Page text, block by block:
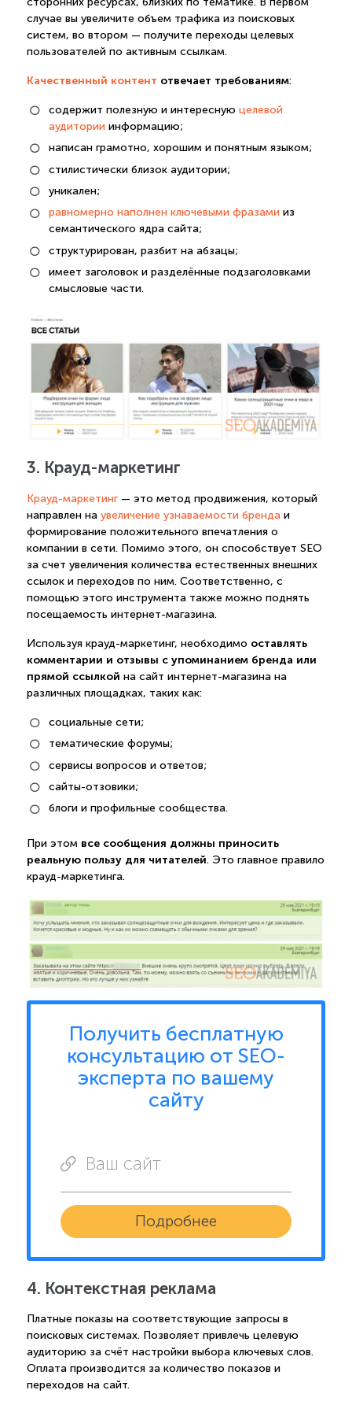
случае вы увеличите объем трафика из поисковых
систем, во втором — получите переходы целевых
пользователей по активным ссылкам.
Качественный контент отвечает требованиям:
содержит полезную и интересную целевой
аудитории информацию;
написан грамотно, хорошим и понятным языком;
стилистически близок аудитории;
уникален;
равномерно наполнен ключевыми фразами из
семантического ядра сайта;
структурирован, разбит на абзацы;
имеет заголовок и разделённые подзаголовками
смысловые части.
3. Крауд-маркетинг
Крауд-маркетинг— это метод продвижения, который
направлен на увеличение узнаваемости бренда и
формирование положительного впечатления о
компании в сети. Помимо этого, он способствует SEO
за счет увеличения количества естественных внешних
ссылок и переходов по ним. Соответственно, с
помощью этого инструмента также можно поднять
посещаемость интернет-магазина.
Используя крауд-маркетинг, необходимо оставлять
комментарии и отзывы с упоминанием бренда или
прямой ссылкой на сайт интернет-магазина на
различных площадках, таких как:
социальные сети;
тематические форумы;
сервисы вопросов и ответов;
сайты-отзовики;
блоги и профильные сообщества.
При этом все сообщения должны приносить
реальную пользу для читателей. Это главное правило
крауд-маркетинга.
Получить бесплатную
консультацию от SEO-
эксперта по вашему
сайту
Ваш сайт
Подробнее
4. Контекстная реклама
Платные показы на соответствующие запросы в
поисковых системах. Позволяет привлечь целевую
аудиторию за счёт настройки выбора ключевых слов.
Оплата производится за количество показов и
переходов на сайт.